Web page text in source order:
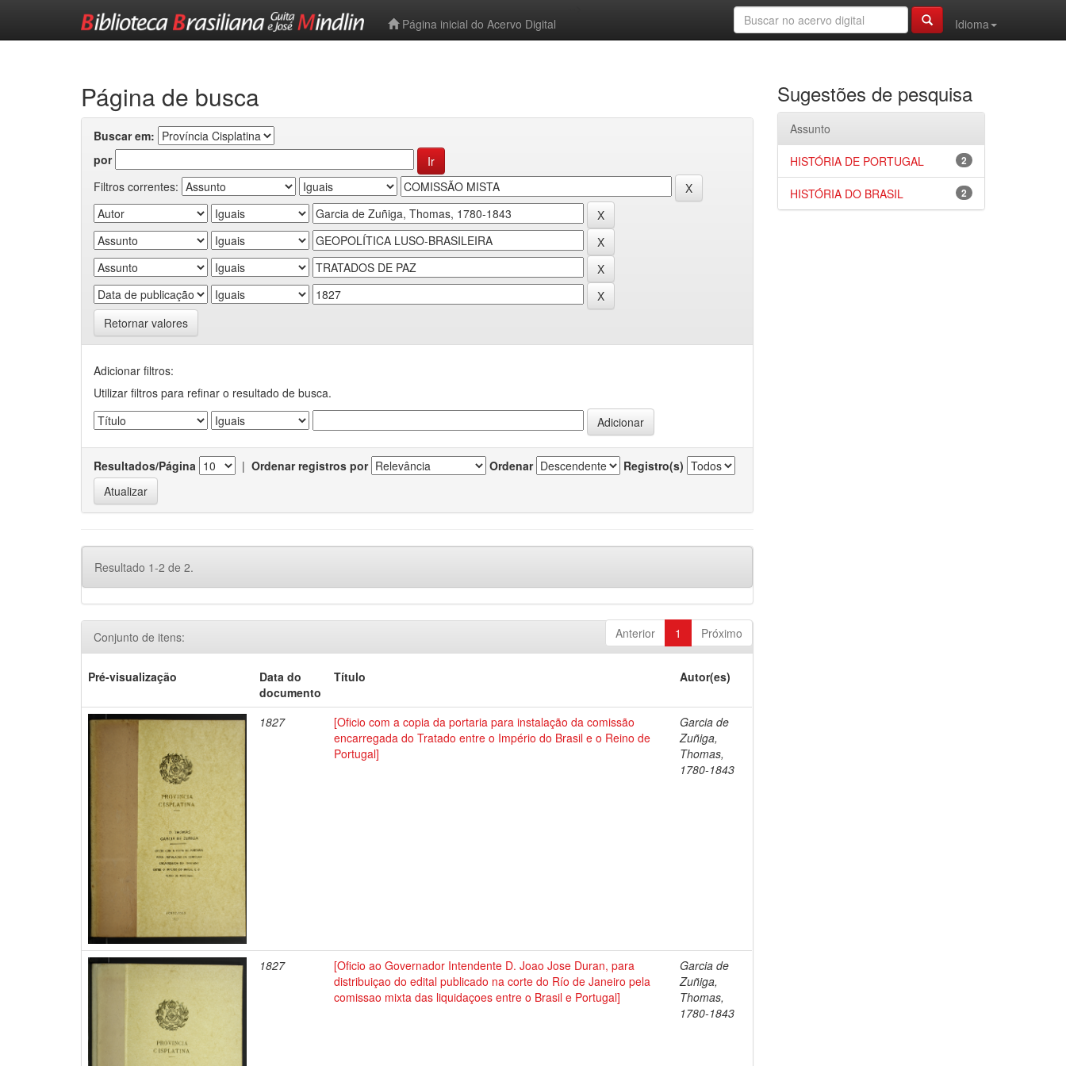
Página inicial do Acervo Digital
Idioma
Página de busca
Buscar em:
por
Filtros correntes:
Retornar valores
Adicionar filtros:
Utilizar filtros para refinar o resultado de busca.
Resultados/Página | Ordenar registros por Ordenar Registro(s)
Resultado 1-2 de 2.
Anterior 1 Próximo
Conjunto de itens:
Pré-visualização
Data do
documento
Título Autor(es)
1827
[Oficio com a copia da portaria para instalação da comissão
encarregada do Tratado entre o Império do Brasil e o Reino de
Portugal]
Garcia de
Zuñiga,
Thomas,
1780-1843
1827
[Oficio ao Governador Intendente D. Joao Jose Duran, para
distribuiçao do edital publicado na corte do Río de Janeiro pela
comissao mixta das liquidaçoes entre o Brasil e Portugal]
Garcia de
Zuñiga,
Thomas,
1780-1843
Sugestões de pesquisa
Assunto
2
HISTÓRIA DE PORTUGAL
2
HISTÓRIA DO BRASIL